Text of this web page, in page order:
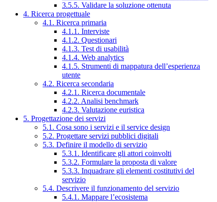
3.5.5. Validare la soluzione ottenuta
4. Ricerca progettuale
4.1. Ricerca primaria
4.1.1. Interviste
4.1.2. Questionari
4.1.3. Test di usabilità
4.1.4. Web analytics
4.1.5. Strumenti di mappatura dell’esperienza
utente
4.2. Ricerca secondaria
4.2.1. Ricerca documentale
4.2.2. Analisi benchmark
4.2.3. Valutazione euristica
5. Progettazione dei servizi
5.1. Cosa sono i servizi e il service design
5.2. Progettare servizi pubblici digitali
5.3. Definire il modello di servizio
5.3.1. Identificare gli attori coinvolti
5.3.2. Formulare la proposta di valore
5.3.3. Inquadrare gli elementi costitutivi del
servizio
5.4. Descrivere il funzionamento del servizio
5.4.1. Mappare l’ecosistema